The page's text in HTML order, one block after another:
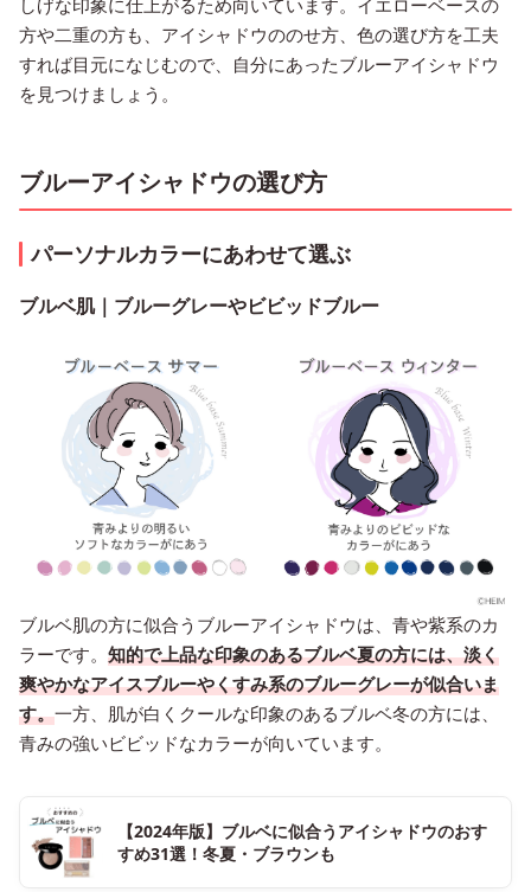
しげな印象に仕上がるため向いています。イエローベースの
方や二重の方も、アイシャドウののせ方、色の選び方を工夫
すれば目元になじむので、自分にあったブルーアイシャドウ
を見つけましょう。
ブルーアイシャドウの選び方
パーソナルカラーにあわせて選ぶ
ブルベ肌｜ブルーグレーやビビッドブルー
ブルベ肌の方に似合うブルーアイシャドウは、青や紫系のカ
ラーです。 知的で上品な印象のあるブルベ夏の方には、淡く
爽やかなアイスブルーやくすみ系のブルーグレーが似合いま
す。一方、肌が白くクールな印象のあるブルベ冬の方には、
青みの強いビビッドなカラーが向いています。
【2024年版】ブルベに似合うアイシャドウのおす
すめ31選！冬夏・ブラウンも